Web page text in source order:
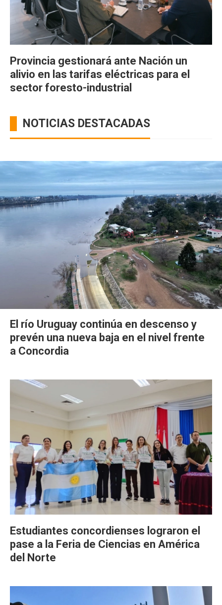
Provincia gestionará ante Nación un
alivio en las tarifas eléctricas para el
sector foresto-industrial
NOTICIAS DESTACADAS
El río Uruguay continúa en descenso y
prevén una nueva baja en el nivel frente
a Concordia
Estudiantes concordienses lograron el
pase a la Feria de Ciencias en América
del Norte